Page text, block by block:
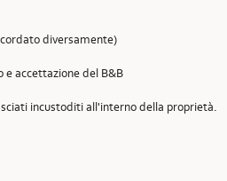
diversamente)
e accettazione del B&B
incustoditi all'interno della proprietà.